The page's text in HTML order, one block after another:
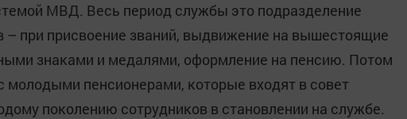
МВД. Весь период службы это подразделение
– при присвоение званий, выдвижение на вышестоящие
знаками и медалями, оформление на пенсию. Потом
молодыми пенсионерами, которые входят в совет
поколению сотрудников в становлении на службе.